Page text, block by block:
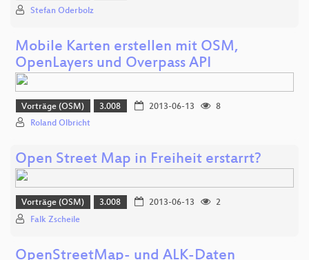
Stefan Oderbolz
Mobile Karten erstellen mit OSM,
OpenLayers und Overpass API
Vorträge (OSM) 3.008 2013-06-13
8
Roland Olbricht
Open Street Map in Freiheit erstarrt?
Vorträge (OSM) 3.008 2013-06-13
2
Falk Zscheile
OpenStreetMap- und ALK-Daten